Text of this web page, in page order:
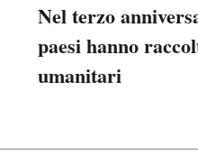
Ok Boomer!
Media
Nel terzo
paesi hanno
umanitari